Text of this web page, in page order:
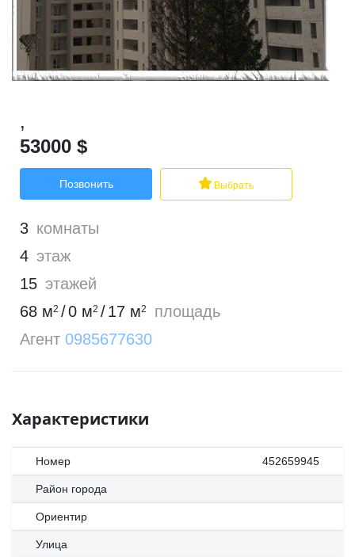
,
53000 $
Позвонить Выбрать
3 комнаты
4 этаж
15 этажей
68 м2 /0 м2 /17 м2
площадь
Агент 0985677630
Характеристики
Номер 452659945
Район города
Ориентир
Улица